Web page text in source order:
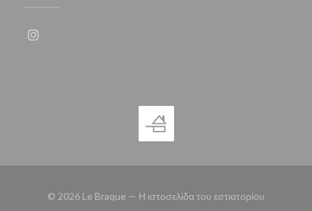
© 2026 Le Braque — Η ιστοσελίδα του εστιατορίου